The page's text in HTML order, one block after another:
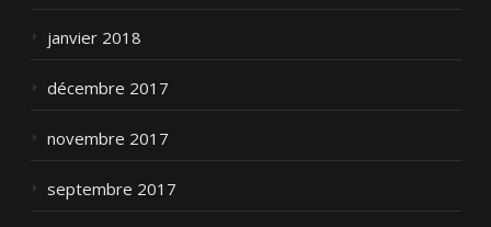
janvier 2018
décembre 2017
novembre 2017
septembre 2017